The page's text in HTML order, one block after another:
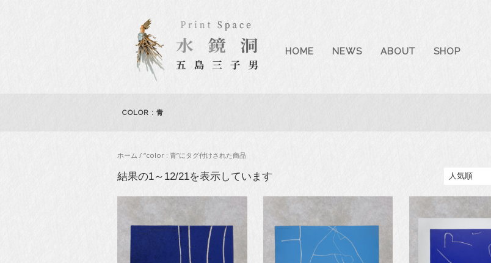
HOME NEWS ABOUT SHOP
COLOR : 青
ホーム / “color : 青”にタグ付けされた商品
結果の1～12/21を表示しています
気